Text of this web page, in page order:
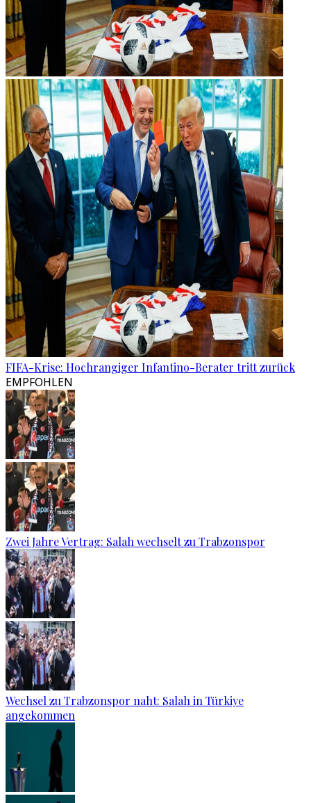
FIFA-Krise: Hochrangiger Infantino-Berater tritt zurück
EMPFOHLEN
Zwei Jahre Vertrag: Salah wechselt zu Trabzonspor
Wechsel zu Trabzonspor naht: Salah in Türkiye
angekommen